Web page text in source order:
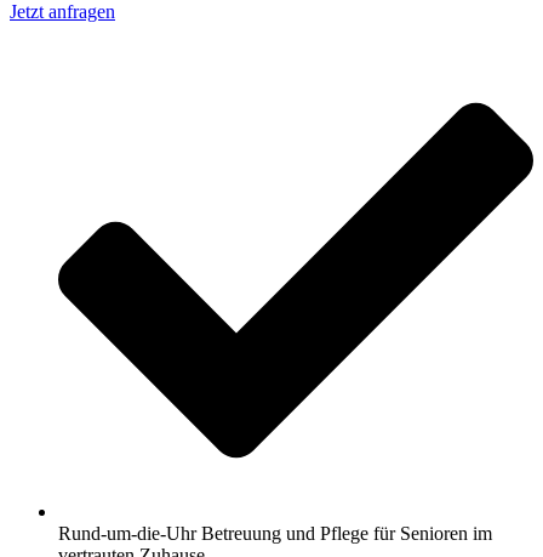
Jetzt anfragen
Rund-um-die-Uhr Betreuung und Pflege für Senioren im